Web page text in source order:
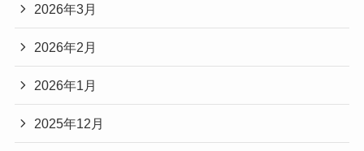
2026年3月
2026年2月
2026年1月
2025年12月